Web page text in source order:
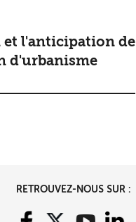
et l'anticipation de
d'urbanisme
RETROUVEZ-NOUS SUR :